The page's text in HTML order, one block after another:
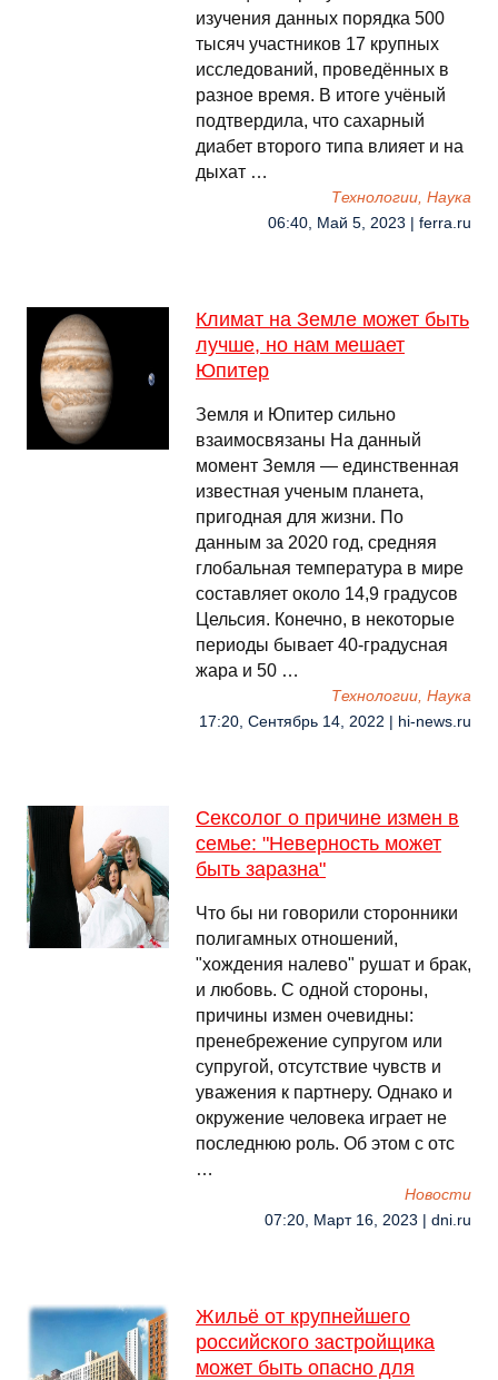
изучения данных порядка 500
тысяч участников 17 крупных
исследований, проведённых в
разное время. В итоге учёный
подтвердила, что сахарный
диабет второго типа влияет и на
дыхат …
Технологии, Наука
06:40, Май 5, 2023 | ferra.ru
Климат на Земле может быть
лучше, но нам мешает
Юпитер
Земля и Юпитер сильно
взаимосвязаны На данный
момент Земля — единственная
известная ученым планета,
пригодная для жизни. По
данным за 2020 год, средняя
глобальная температура в мире
составляет около 14,9 градусов
Цельсия. Конечно, в некоторые
периоды бывает 40-градусная
жара и 50 …
Технологии, Наука
17:20, Сентябрь 14, 2022 | hi-news.ru
Сексолог о причине измен в
семье: "Неверность может
быть заразна"
Что бы ни говорили сторонники
полигамных отношений,
"хождения налево" рушат и брак,
и любовь. С одной стороны,
причины измен очевидны:
пренебрежение супругом или
супругой, отсутствие чувств и
уважения к партнеру. Однако и
окружение человека играет не
последнюю роль. Об этом с отс
…
Новости
07:20, Март 16, 2023 | dni.ru
Жильё от крупнейшего
российского застройщика
может быть опасно для